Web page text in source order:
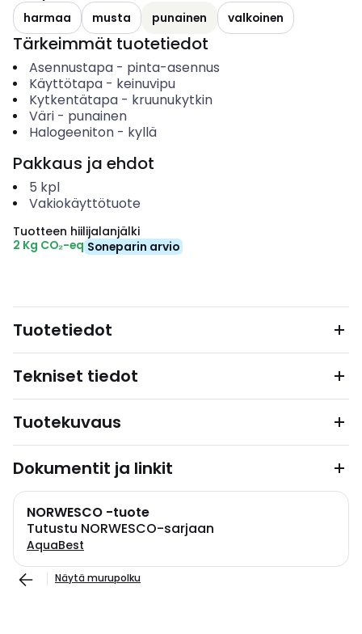
harmaa musta punainen valkoinen
Tärkeimmät tuotetiedot
Asennustapa- pinta-asennus
Käyttötapa- keinuvipu
Kytkentätapa- kruunukytkin
Väri- punainen
Halogeeniton- kyllä
Pakkaus ja ehdot
5 kpl
Vakiokäyttötuote
Tuotteen hiilijalanjälki
2 Kg CO₂-eq Soneparin arvio
Tuotetiedot
Tekniset tiedot
Tuotekuvaus
Dokumentit ja linkit
NORWESCO -tuote
Tutustu NORWESCO-sarjaan
AquaBest
Näytä murupolku